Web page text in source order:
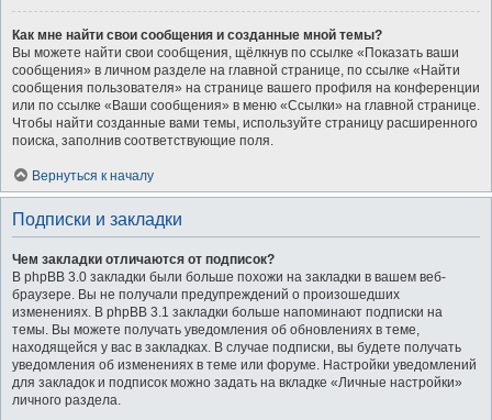
Как мне найти свои сообщения и созданные мной темы?
Вы можете найти свои сообщения, щёлкнув по ссылке «Показать ваши
сообщения» в личном разделе на главной странице, по ссылке «Найти
сообщения пользователя» на странице вашего профиля на конференции
или по ссылке «Ваши сообщения» в меню «Ссылки» на главной странице.
Чтобы найти созданные вами темы, используйте страницу расширенного
поиска, заполнив соответствующие поля.
Вернуться к началу
Подписки и закладки
Чем закладки отличаются от подписок?
В phpBB 3.0 закладки были больше похожи на закладки в вашем веб-
браузере. Вы не получали предупреждений о произошедших
изменениях. В phpBB 3.1 закладки больше напоминают подписки на
темы. Вы можете получать уведомления об обновлениях в теме,
находящейся у вас в закладках. В случае подписки, вы будете получать
уведомления об изменениях в теме или форуме. Настройки уведомлений
для закладок и подписок можно задать на вкладке «Личные настройки»
личного раздела.